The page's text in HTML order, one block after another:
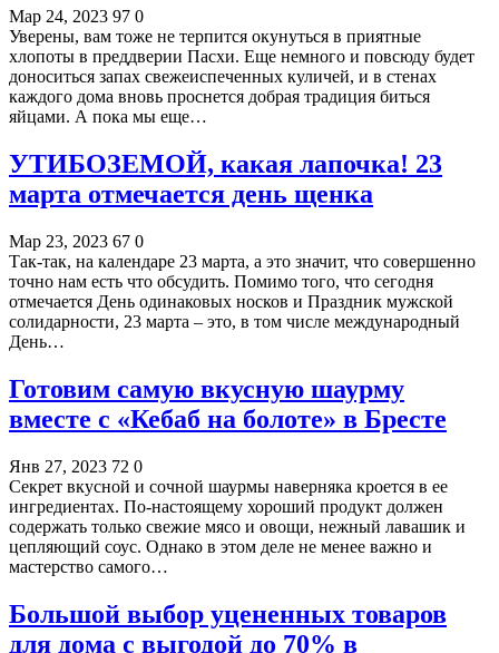
Мар 24, 2023 97 0
Уверены, вам тоже не терпится окунуться в приятные
хлопоты в преддверии Пасхи. Еще немного и повсюду будет
доноситься запах свежеиспеченных куличей, и в стенах
каждого дома вновь проснется добрая традиция биться
яйцами. А пока мы еще…
УТИБОЗЕМОЙ, какая лапочка! 23
марта отмечается день щенка
Мар 23, 2023 67 0
Так-так, на календаре 23 марта, а это значит, что совершенно
точно нам есть что обсудить. Помимо того, что сегодня
отмечается День одинаковых носков и Праздник мужской
солидарности, 23 марта – это, в том числе международный
День…
Готовим самую вкусную шаурму
вместе с «Кебаб на болоте» в Бресте
Янв 27, 2023 72 0
Секрет вкусной и сочной шаурмы наверняка кроется в ее
ингредиентах. По-настоящему хороший продукт должен
содержать только свежие мясо и овощи, нежный лавашик и
цепляющий соус. Однако в этом деле не менее важно и
мастерство самого…
Большой выбор уцененных товаров
для дома c выгодой до 70% в